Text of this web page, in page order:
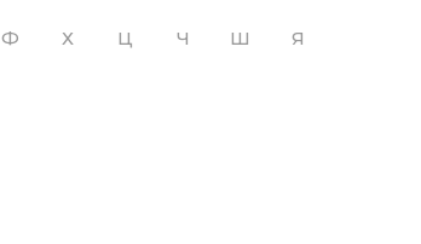
Ф Х Ц Ч Ш Я